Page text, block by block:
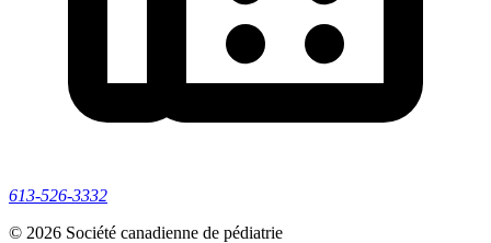
613-526-3332
© 2026 Société canadienne de pédiatrie